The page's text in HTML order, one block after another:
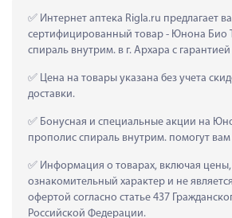
Интернет аптека Rigla.ru предлагает
сертифицированный товар - Юнона Био
спираль внутрим. в г. Архара с гарантией
Цена на товары указана без учета
доставки.
Бонусная и специальные акции на
прополис спираль внутрим. помогут
Информация о товарах, включая
ознакомительный характер и не
офертой согласно статье 437
Российской Федерации.